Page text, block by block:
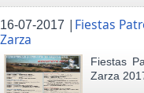
16-07-2017 | Fiestas
Zarza
Fiestas
Zarza